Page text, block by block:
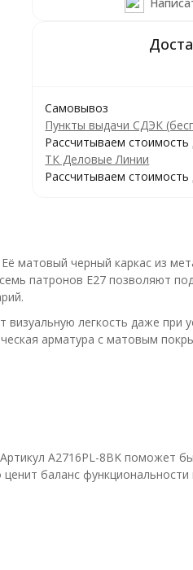
Самовывоз
Пункты выдачи СДЭК
Рассчитываем стоимость
ТК Деловые Линии
Рассчитываем стоимость
матовый черный каркас из
патронов E27 позволяют
легкость даже при
арматура с матовым
A2716PL-8BK поможет
баланс функциональности